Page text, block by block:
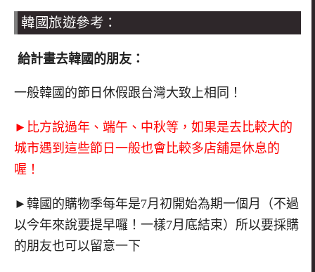
韓國旅遊參考：
給計畫去韓國的朋友：
一般韓國的節日休假跟台灣大致上相同！
►比方說過年、端午、中秋等，如果是去比較大的
城市遇到這些節日一般也會比較多店舖是休息的
喔！
►韓國的購物季每年是7月初開始為期一個月（不過
以今年來說要提早囉！一樣7月底結束）所以要採購
的朋友也可以留意一下